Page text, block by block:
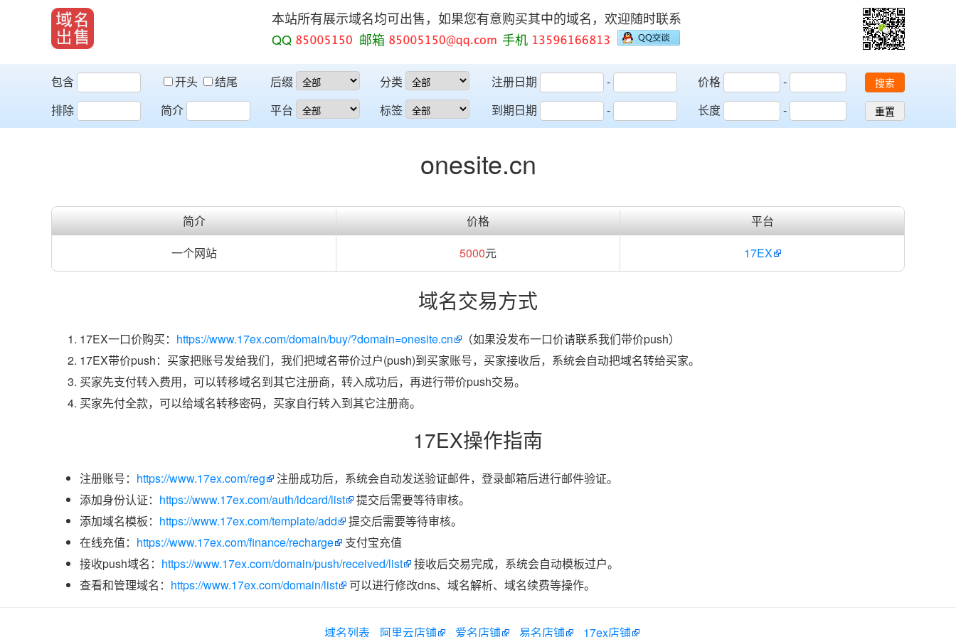
本站所有展示域名均可出售，如果您有意购买其中的域名，欢迎随时联系
QQ
邮箱 手机
包含 开头
结尾
排除
简介
后缀
平台
分类
标签
注册日期
-
到期日期
-
价格
-
长度
-
搜索
重置
onesite.cn
简介 价格
平台
一个网站
5000元 17EX
域名交易方式
17EX一口价购买： https://www.17ex.com/domain/buy/?domain=onesite.cn
（如果没发布一口价请联系我们带价push）
17EX带价push：买家把账号发给我们，我们把域名带价过户(push)到买家账号，买家接收后，系统会自动把域名转给买家。
买家先支付转入费用，可以转移域名到其它注册商，转入成功后，再进行带价push交易。
买家先付全款，可以给域名转移密码，买家自行转入到其它注册商。
17EX操作指南
注册账号： https://www.17ex.com/reg
注册成功后，系统会自动发送验证邮件，登录邮箱后进行邮件验证。
添加身份认证： https://www.17ex.com/auth/idcard/list
提交后需要等待审核。
添加域名模板： https://www.17ex.com/template/add
提交后需要等待审核。
在线充值： https://www.17ex.com/finance/recharge
支付宝充值
接收push域名： https://www.17ex.com/domain/push/received/list
接收后交易完成，系统会自动模板过户。
查看和管理域名： https://www.17ex.com/domain/list 可以进行修改dns、域名解析、域名续费等操作。
域名列表 阿里云店铺 爱名店铺 易名店铺 17ex店铺